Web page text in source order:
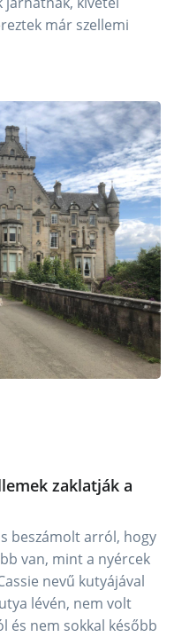
már szellemi
zaklatják a
beszámolt arról, hogy
van, mint a nyércek
nevű kutyájával
lévén, nem volt
és nem sokkal később